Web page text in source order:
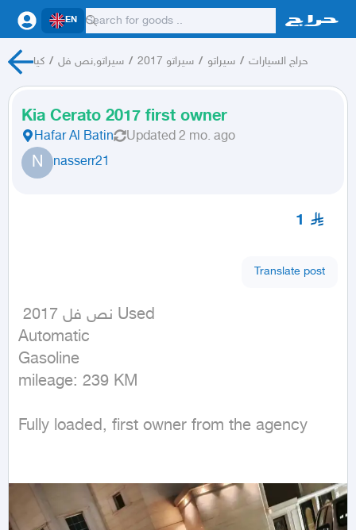
EN
كيا / سيراتو,نص فل / سيراتو 2017 / سيراتو / حراج السيارات
Kia Cerato 2017 first owner
Hafar Al Batin Updated 2 mo. ago
N nasserr21
1
Translate post
Automatic
Gasoline
mileage: 239 KM
Fully loaded, first owner from the agency